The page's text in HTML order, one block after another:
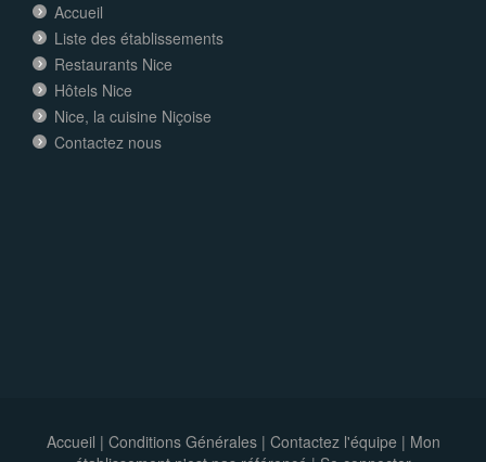
Accueil
Liste des établissements
Restaurants Nice
Hôtels Nice
Nice, la cuisine Niçoise
Contactez nous
Accueil | Conditions Générales| Contactez l'équipe | Mon